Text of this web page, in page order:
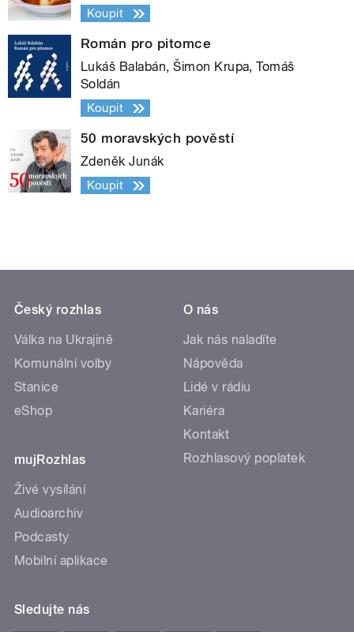
Koupit
Román pro pitomce
Lukáš Balabán, Šimon Krupa, Tomáš
Soldán
Koupit
50 moravských pověstí
Zdeněk Junák
Koupit
Český rozhlas
Válka na Ukrajině
Komunální volby
Stanice
eShop
mujRozhlas
Živé vysílání
Audioarchiv
Podcasty
Mobilní aplikace
O nás
Jak nás naladíte
Nápověda
Lidé v rádiu
Kariéra
Kontakt
Rozhlasový poplatek
Sledujte nás